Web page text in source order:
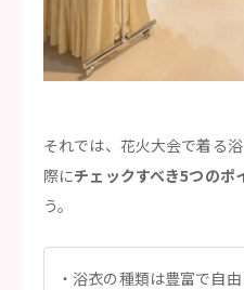
それでは、花火大会で着る
際にチェックすべき5つのポ
う。
浴衣の種類は豊富で自